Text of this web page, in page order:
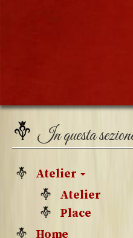
In questa
Atelier
Atelier
Place
Home